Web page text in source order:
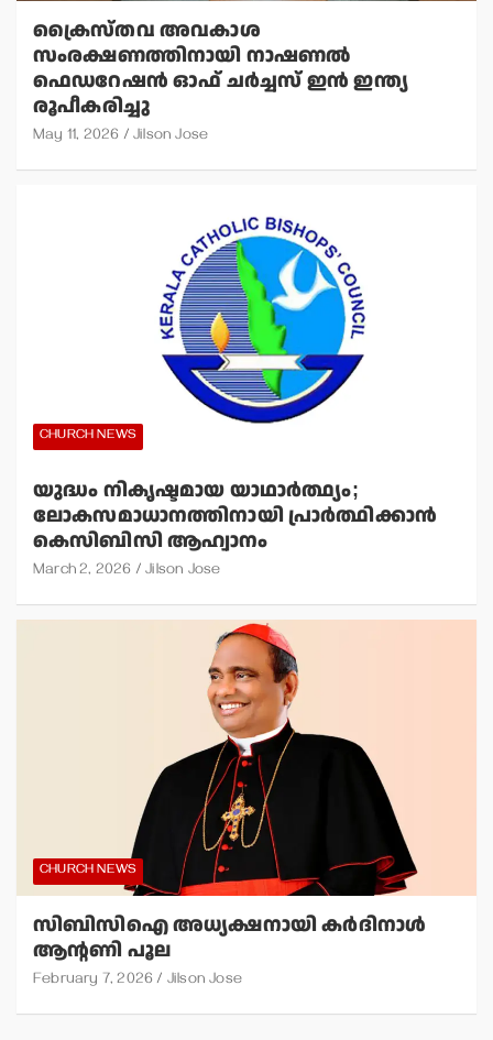
ക്രൈസ്തവ അവകാശ
സംരക്ഷണത്തിനായി നാഷണല്‍
ഫെഡറേഷന്‍ ഓഫ് ചര്‍ച്ചസ് ഇന്‍ ഇന്ത്യ
രൂപീകരിച്ചു
May 11, 2026 Jilson Jose
CHURCH NEWS
യുദ്ധം നികൃഷ്ടമായ യാഥാര്‍ത്ഥ്യം;
ലോകസമാധാനത്തിനായി പ്രാര്‍ത്ഥിക്കാന്‍
കെസിബിസി ആഹ്വാനം
March 2, 2026 Jilson Jose
CHURCH NEWS
സിബിസിഐ അധ്യക്ഷനായി കര്‍ദിനാള്‍
ആന്റണി പൂല
February 7, 2026 Jilson Jose